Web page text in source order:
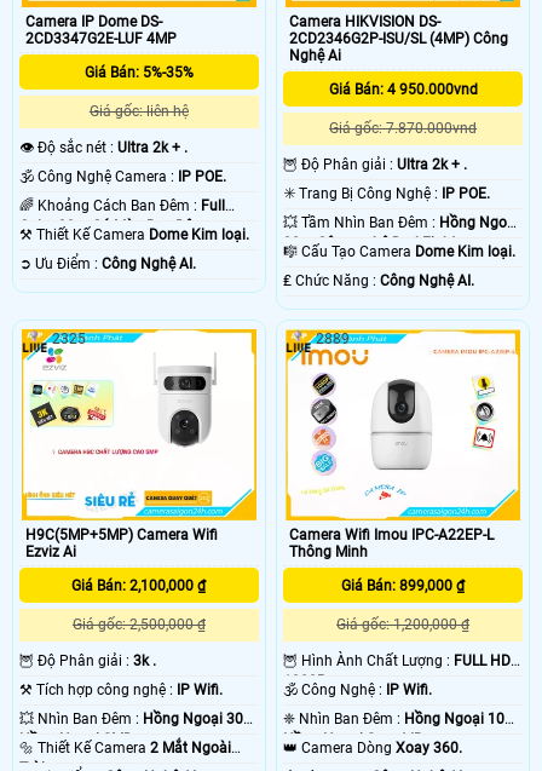
Camera IP Dome DS-
2CD3347G2E-LUF 4MP
Giá Bán: 5%-35%
Giá gốc: liên hệ
👁 Độ sắc nét : Ultra 2k + .
🕉️ Công Nghệ Camera :
IP POE.
🌈 Khoảng Cách Ban Đêm : Full
Color 30m Có Màu Ban Ðêm.
⚒ Thiết Kế Camera Dome Kim loại.
️➲ Ưu Điểm : Công Nghệ AI.
Camera HIKVISION DS-
2CD2346G2P-ISU/SL (4MP) Công
Nghệ Ai
Giá Bán: 4 950.000vnd
Giá gốc: 7.870.000vnd
🦉 Độ Phân giải :Ultra 2k + .
✳️ Trang Bị Công Nghệ :
IP POE.
💥 Tầm Nhìn Ban Đêm : Hồng Ngoại
30m Công nghệ DarkFighter.
🎼️ Cấu Tạo Camera Dome Kim loại.
️₤ Chức Năng :Công Nghệ AI.
H9C(5MP+5MP) Camera Wifi
Ezviz Ai
Giá Bán: 2,100,000 ₫
Giá gốc: 2,500,000 ₫
🦉 Độ Phân giải : 3k .
⚒ Tích hợp công nghệ : IP Wifi.
💥 Nhìn Ban Đêm : Hồng Ngoại 30m
Hồng Ngoại SMD.
🔩 Thiết Kế Camera 2 Mắt Ngoài
2325
Camera Wifi Imou IPC-A22EP-L
Thông Minh
Giá Bán: 899,000 ₫
Giá gốc: 1,200,000 ₫
🦉 Hình Ành Chất Lượng : FULL HD
1080P .
🕉️ Công Nghệ : IP Wifi.
❈ Nhìn Ban Đêm : Hồng Ngoại 10m
Hồng Ngoại Smart IR.
👑 Camera DòngXoay 360.
2889